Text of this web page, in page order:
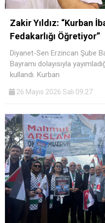
Zakir Yıldız: “Kurban
Fedakarlığı Öğretiyor”
Diyanet-Sen Erzincan Şube
Bayramı dolayısıyla
kullandı. Kurban
26 Mayıs 2026 Salı 09:27